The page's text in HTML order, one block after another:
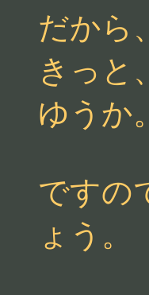
だから
きっと
ゆうか
ですの
ょう。